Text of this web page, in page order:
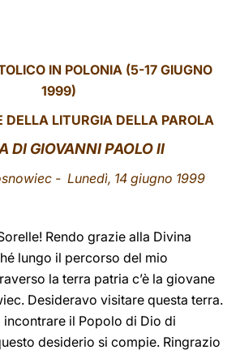
IN POLONIA (5-17 GIUGNO
1999)
DELLA LITURGIA DELLA PAROLA
DI GIOVANNI PAOLO II
- Lunedì, 14 giugno 1999
Rendo grazie alla Divina
lungo il percorso del mio
la terra patria c’è la giovane
Desideravo visitare questa terra.
il Popolo di Dio di
desiderio si compie. Ringrazio